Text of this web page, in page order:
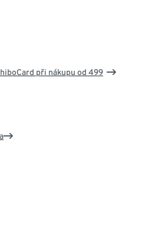
při nákupu od 499